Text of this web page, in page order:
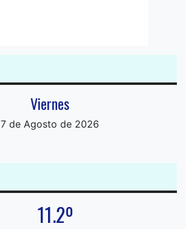
Viernes
7 de Agosto de 2026
11.2º